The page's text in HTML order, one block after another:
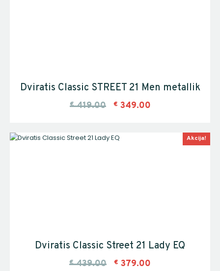
Dviratis Classic STREET 21 Men metallik
€ 419.00 € 349.00
Akcija!
Dviratis Classic Street 21 Lady EQ
€ 439.00 € 379.00